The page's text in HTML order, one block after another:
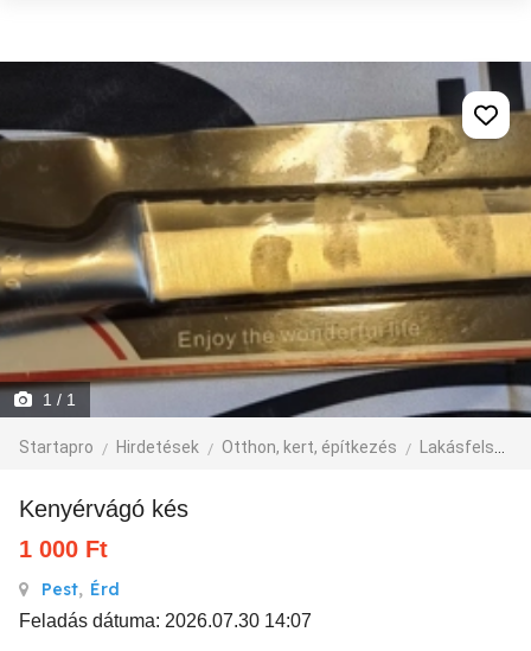
1 / 1
Startapro Hirdetések Otthon, kert, építkezés Lakásfelszerelés
Kenyérvágó kés
1 000 Ft
Pest, Érd
Feladás dátuma: 2026.07.30 14:07